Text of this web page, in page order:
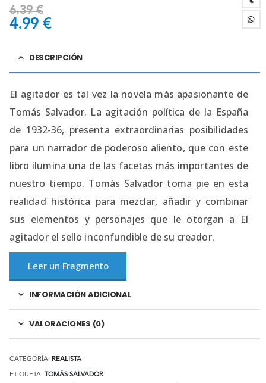
6.39€
4.99 €
DESCRIPCIÓN
El agitador es tal vez la novela más apasionante de
Tomás Salvador. La agitación política de la España
de 1932-36, presenta extraordinarias posibilidades
para un narrador de poderoso aliento, que con este
libro ilumina una de las facetas más importantes de
nuestro tiempo. Tomás Salvador toma pie en esta
realidad histórica para mezclar, añadir y combinar
sus elementos y personajes que le otorgan a El
agitador el sello inconfundible de su creador.
Leer un Fragmento
INFORMACIÓN ADICIONAL
VALORACIONES (0)
CATEGORÍA: REALISTA
ETIQUETA: TOMÁS SALVADOR